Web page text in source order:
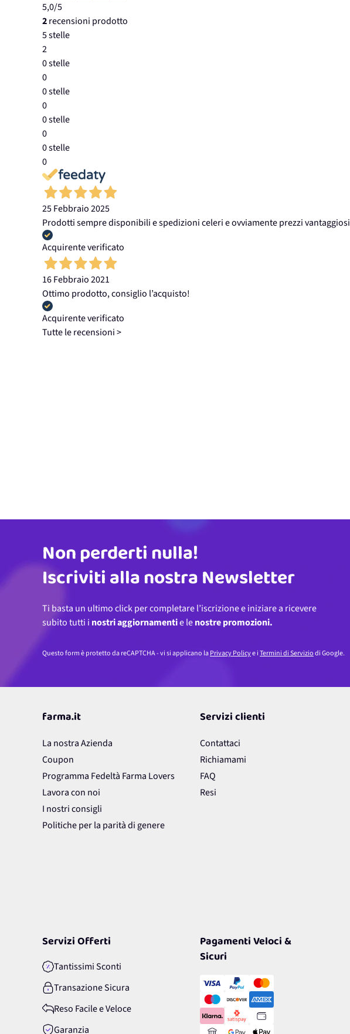
5,0/5
2recensioni prodotto
5 stelle
2
0 stelle
0
0 stelle
0
0 stelle
0
0 stelle
0
25 Febbraio 2025
Prodotti sempre disponibili e spedizioni celeri e ovviamente prezzi vantaggiosi
Acquirente verificato
16 Febbraio 2021
Ottimo prodotto, consiglio l’acquisto!
Acquirente verificato
Tutte le recensioni >
Indirizzo email
Non perderti nulla!
Iscriviti alla nostra Newsletter
Ti basta un ultimo click per completare l’iscrizione e iniziare a ricevere
subito tutti i nostri aggiornamentie lenostre promozioni.
Questo form è protetto da reCAPTCHA - vi si applicano laPrivacy Policye iTermini di Serviziodi Google.
farma.it
La nostra Azienda
Coupon
Programma Fedeltà Farma Lovers
Lavora con noi
I nostri consigli
Politiche per la parità di genere
Servizi clienti
Contattaci
Richiamami
FAQ
Resi
Servizi Offerti
Tantissimi Sconti
Transazione Sicura
Reso Facile e Veloce
Garanzia
Pagamenti Veloci &
Sicuri